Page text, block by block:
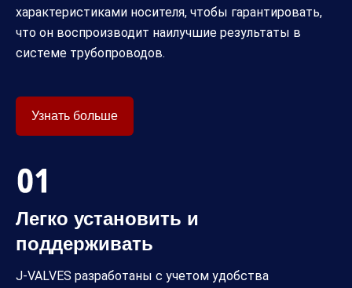
характеристиками носителя, чтобы гарантировать,
что он воспроизводит наилучшие результаты в
системе трубопроводов.
Узнать больше
Легко установить и
поддерживать
J-VALVES разработаны с учетом удобства